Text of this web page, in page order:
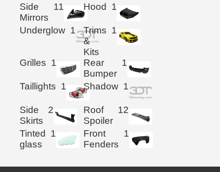
Side
Mirrors
11 Hood 1
Underglow 1
Trims
&
Kits
1
Grilles 1
Rear
Bumper
1
Taillights 1 Shadow 1
Side
Skirts
2
Roof
Spoiler
12
Tinted
glass
1
Front
Fenders
1